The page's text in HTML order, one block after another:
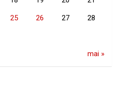
25 26 27 28
mai »